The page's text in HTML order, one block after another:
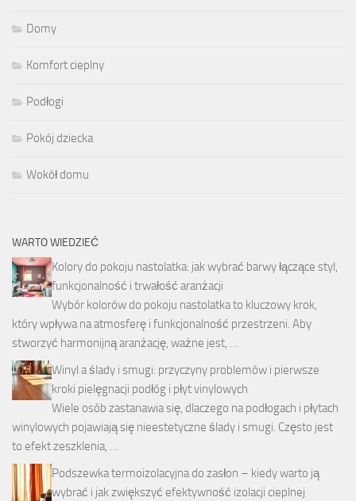
Domy
Komfort cieplny
Podłogi
Pokój dziecka
Wokół domu
WARTO WIEDZIEĆ
Kolory do pokoju nastolatka: jak wybrać barwy łączące styl,
funkcjonalność i trwałość aranżacji
Wybór kolorów do pokoju nastolatka to kluczowy krok,
który wpływa na atmosferę i funkcjonalność przestrzeni. Aby
stworzyć harmonijną aranżację, ważne jest, …
Winyl a ślady i smugi: przyczyny problemów i pierwsze
kroki pielęgnacji podłóg i płyt vinylowych
Wiele osób zastanawia się, dlaczego na podłogach i płytach
winylowych pojawiają się nieestetyczne ślady i smugi. Często jest
to efekt zeszklenia, …
Podszewka termoizolacyjna do zasłon – kiedy warto ją
wybrać i jak zwiększyć efektywność izolacji cieplnej